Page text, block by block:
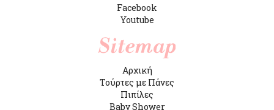
Facebook
Youtube
Αρχική
Τούρτες με Πάνες
Πιπίλες
Baby Shower